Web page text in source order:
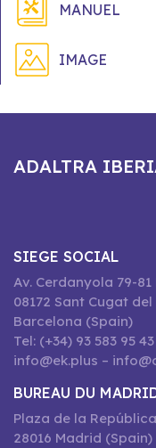
MANUEL
IMAGE
ADALTRA
SIEGE SOCIAL
Av. Cerdanyola 79-81
08172 Sant Cugat del
Barcelona (Spain)
Tel: (+34) 93 583 95
info@ek.plus –
BUREAU DU
Plaza de la
28016 Madrid (Spain)